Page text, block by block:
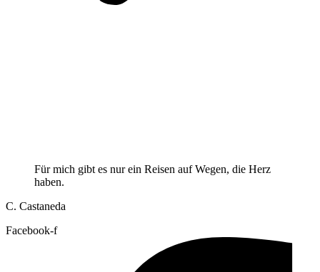
Für mich gibt es nur ein Reisen auf Wegen, die Herz
haben.
C. Castaneda
Facebook-f